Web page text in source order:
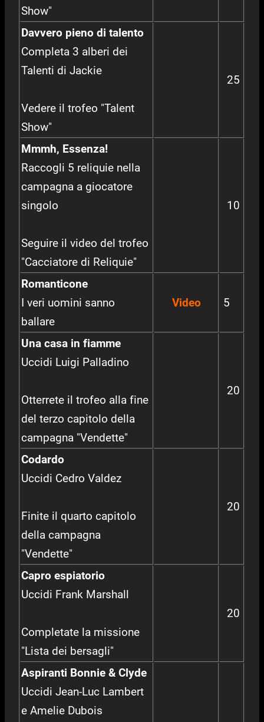
Show"
Davvero pieno di talento
Completa 3 alberi dei
Talenti di Jackie
Vedere il trofeo "Talent
Show"
25
Mmmh, Essenza!
Raccogli 5 reliquie nella
campagna a giocatore
singolo
Seguire il video del trofeo
"Cacciatore di Reliquie"
10
Romanticone
I veri uomini sanno
ballare
Video 5
Una casa in fiamme
Uccidi Luigi Palladino
Otterrete il trofeo alla fine
del terzo capitolo della
campagna "Vendette"
20
Codardo
Uccidi Cedro Valdez
Finite il quarto capitolo
della campagna
"Vendette"
20
Capro espiatorio
Uccidi Frank Marshall
Completate la missione
"Lista dei bersagli"
20
Aspiranti Bonnie & Clyde
Uccidi Jean-Luc Lambert
e Amelie Dubois